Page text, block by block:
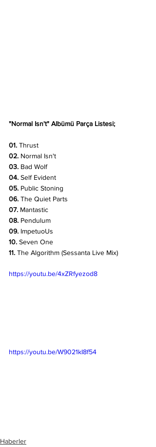
"Normal Isn't" Albümü Parça Listesi;
01. Thrust
02. Normal Isn't
03. Bad Wolf
04. Self Evident
05. Public Stoning
06. The Quiet Parts
07. Mantastic
08. Pendulum
09. ImpetuoUs
10. Seven One
11. The Algorithm (Sessanta Live Mix)
https://youtu.be/4xZRfyezod8
https://youtu.be/W9021kI8f54
Haberler